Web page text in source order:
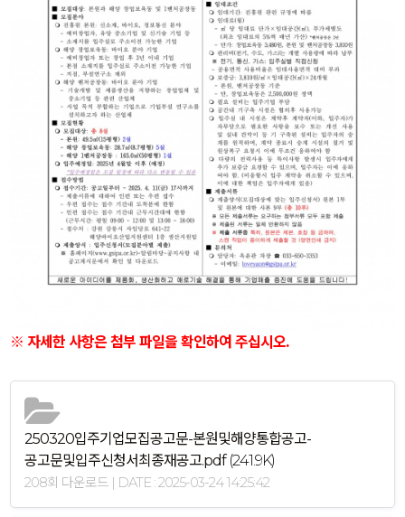
※ 자세한 사항은 첨부 파일을 확인하여 주십시오.
250320입주기업모집공고문-본원및해양통합공고-
공고문및입주신청서최종재공고.pdf(241.9K)
208회 다운로드 | DATE : 2025-03-24 14:25:42